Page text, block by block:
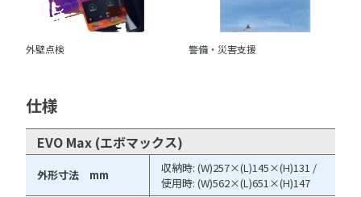
外壁点検 警備・災害支援
仕様
EVO Max (エボマックス)
外形寸法 mm
収納時: (W)257×(L)145×(H)131 /
使用時: (W)562×(L)651×(H)147